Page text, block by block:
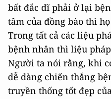
bất đắc dĩ phải ở lại
tâm của đồng bào thì
Trong tất cả các liệu
bệnh nhân thì liệu
Người ta nói rằng, khi
dễ dàng chiến thắng
truyền thống tốt đẹp